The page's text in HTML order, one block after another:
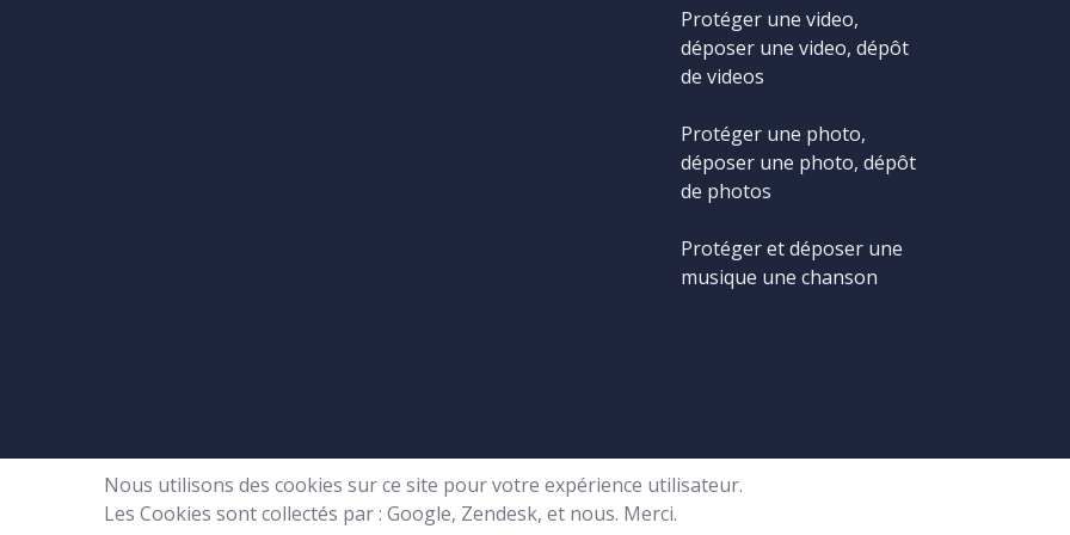
Protéger une video,
déposer une video, dépôt
de videos
Protéger une photo,
déposer une photo, dépôt
de photos
Protéger et déposer une
musique une chanson
© Copyright 2001-2026 Copyright.be - Tous droits réservés -
Nous utilisons des cookies sur ce site pour votre expérience utilisateur.
Les Cookies sont collectés par : Google, Zendesk, et nous. Merci.